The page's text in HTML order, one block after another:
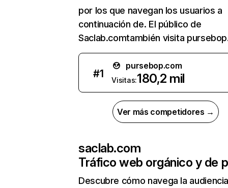
por los que navegan los usuarios a
continuación de. El público de
Saclab.comtambién visita
#1
pursebop.com
Visitas:180,2 mil
Ver más competidores →
saclab.com
Tráfico web orgánico y de
Descubre cómo navega la